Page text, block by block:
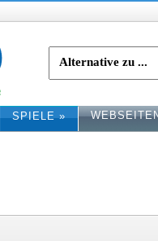
SPIELE»